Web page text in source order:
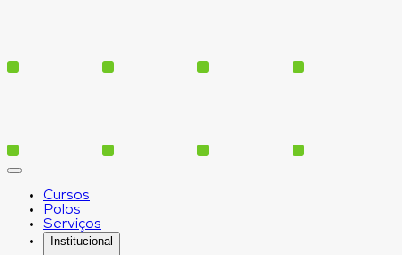
Cursos
Polos
Serviços
Institucional